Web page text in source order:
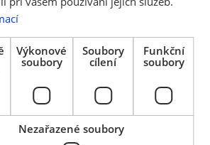
se sídlem
provozu v Kladně-
Obě společnosti od začátku
Vše se posléze
sloučením obou firem
značku BEZNOSKA s.r.o.
došlo po výstavbě
budovy v Kročehlavech,
sloučila v roce 1999
Výkonové
soubory
Soubory
cílení
Funkční
soubory
Nezařazené soubory